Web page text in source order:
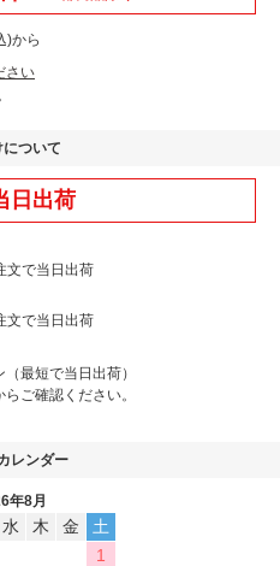
)から
さい
について
日出荷
文で当日出荷
文で当日出荷
最短で当日出荷）
らご確認ください。
レンダー
年8月
水 木 金
土
1